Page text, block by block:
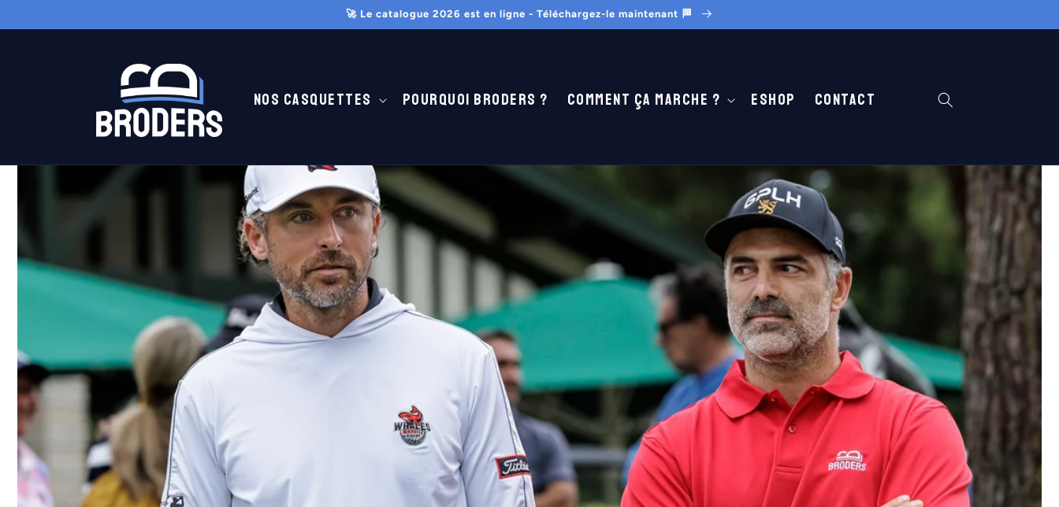
al contenido
🚀 Le catalogue 2026 est en ligne - Téléchargez-le maintenant 🏁
Nos casquettes Pourquoi Broders ? Comment ça marche ? Eshop Contact